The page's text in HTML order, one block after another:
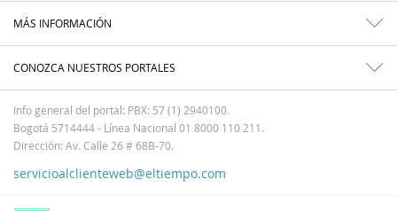
MÁS INFORMACIÓN
CONOZCA NUESTROS PORTALES
Info general del portal: PBX: 57 (1) 2940100.
Bogotá 5714444 - Línea Nacional 01 8000 110 211.
Dirección: Av. Calle 26 # 68B-70.
servicioalclienteweb@eltiempo.com